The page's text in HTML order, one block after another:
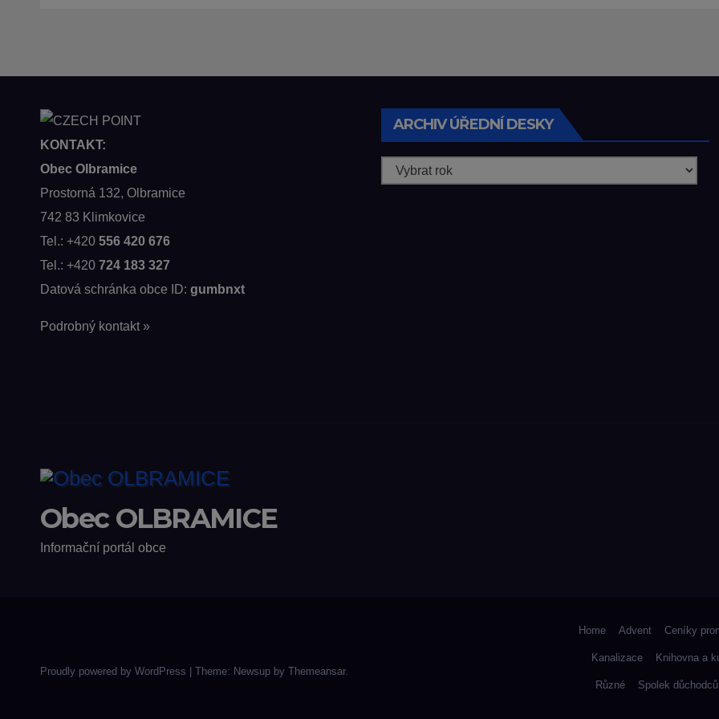
KONTAKT:
Obec Olbramice
Prostorná 132, Olbramice
742 83 Klimkovice
Tel.: +420 556 420 676
Tel.: +420 724 183 327
Datová schránka obce ID: gumbnxt
Podrobný kontakt »
ARCHIV ÚŘEDNÍ DESKY
Obec OLBRAMICE
Informační portál obce
Proudly powered by WordPress Theme: Newsup by Themeansar.
Home Advent Ceníky
Kanalizace Knihovna a
Různé Spolek důchodců